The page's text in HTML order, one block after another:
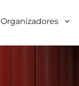
Organizadores